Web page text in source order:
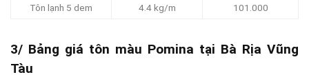
Tôn lạnh 5 dem 4.4 kg/m 101.000
3/ Bảng giá tôn màu Pomina tại Bà Rịa Vũng
Tàu